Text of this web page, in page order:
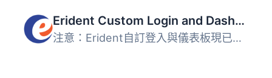
Erident Custom Login and Dashboard
注意：Erident自訂登入與儀表板現已更名為Ultimate Dashboard...